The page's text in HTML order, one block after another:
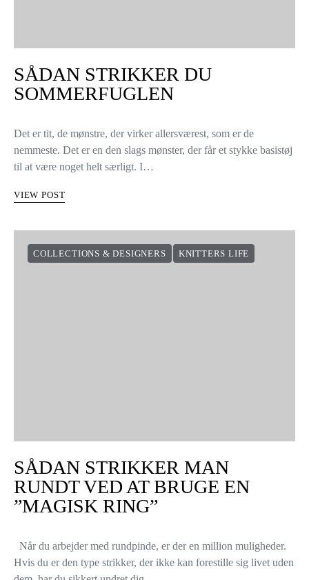
SÅDAN STRIKKER DU
SOMMERFUGLEN
Det er tit, de mønstre, der virker allersværest, som er de
nemmeste. Det er en den slags mønster, der får et stykke basistøj
til at være noget helt særligt. I…
VIEW POST
COLLECTIONS & DESIGNERS KNITTERS LIFE
SÅDAN STRIKKER MAN
RUNDT VED AT BRUGE EN
”MAGISK RING”
Når du arbejder med rundpinde, er der en million muligheder.
Hvis du er den type strikker, der ikke kan forestille sig livet uden